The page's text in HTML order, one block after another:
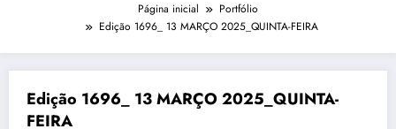
Página inicial
Portfólio
Edição 1696_ 13 MARÇO 2025_QUINTA-FEIRA
Edição 1696_ 13 MARÇO 2025_QUINTA-
FEIRA